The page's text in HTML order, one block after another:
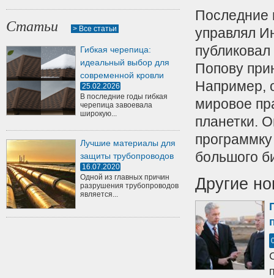
Статьи > Все статьи
Гибкая черепица:
идеальный выбор для
современной кровли
25.02.2026
В последние годы гибкая
черепица завоевала
широкую...
Лучшие материалы для
защиты трубопроводов
16.07.2020
Одной из главных причин
разрушения трубопроводов
является...
Последние
управлял
Попову
Например,
мировое
планетки.
большого
Другие